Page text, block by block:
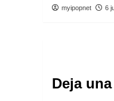
myipopnet 6
Deja